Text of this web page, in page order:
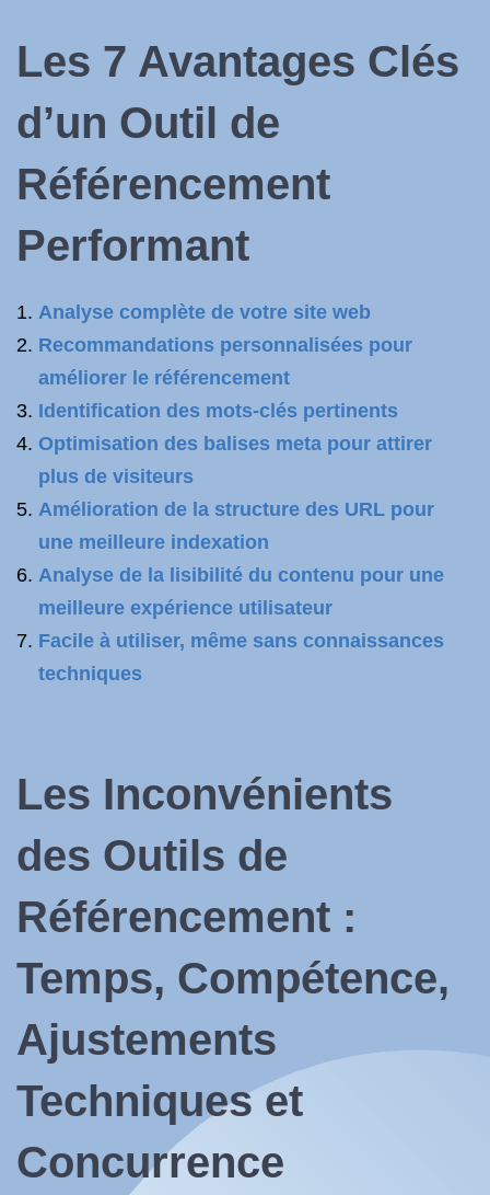
Les 7 Avantages Clés
d’un Outil de
Référencement
Performant
Analyse complète de votre site web
Recommandations personnalisées pour
améliorer le référencement
Identification des mots-clés pertinents
Optimisation des balises meta pour attirer
plus de visiteurs
Amélioration de la structure des URL pour
une meilleure indexation
Analyse de la lisibilité du contenu pour une
meilleure expérience utilisateur
Facile à utiliser, même sans connaissances
techniques
Les Inconvénients
des Outils de
Référencement :
Temps, Compétence,
Ajustements
Techniques et
Concurrence